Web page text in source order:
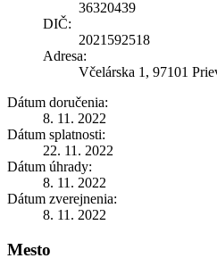
36320439
DIČ:
2021592518
Adresa:
Včelárska 1, 97101
Dátum doručenia:
8. 11. 2022
Dátum splatnosti:
22. 11. 2022
Dátum úhrady:
8. 11. 2022
Dátum zverejnenia:
8. 11. 2022
Mesto